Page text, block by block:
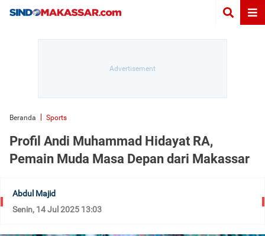
Beranda Sports
Profil Andi Muhammad Hidayat RA,
Pemain Muda Masa Depan dari Makassar
Abdul Majid
Senin, 14 Jul 2025 13:03